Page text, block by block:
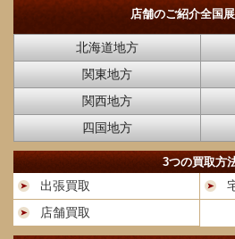
店舗のご紹介全国
北海道地方
関東地方
関西地方
四国地方
3つの買取方
出張買取
店舗買取